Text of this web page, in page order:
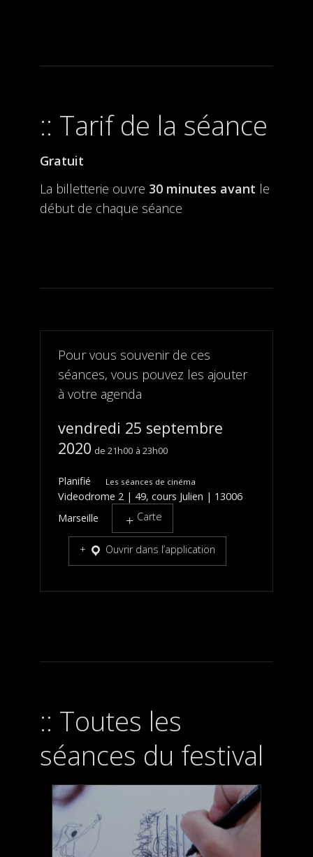
Tarif de la séance
Gratuit
La billetterie ouvre 30 minutes avant le
début de chaque séance
Pour vous souvenir de ces
séances, vous pouvez les ajouter
à votre agenda
vendredi 25 septembre
2020
21h00 23h00
Planifié Les séances de cinéma
Videodrome 2 | 49, cours Julien | 13006
Marseille
Carte
Ouvrir dans l’application
Toutes les
séances du festival